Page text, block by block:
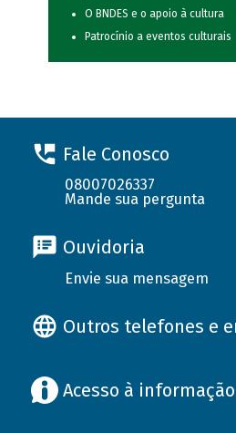
O BNDES e o apoio à cultura
Patrocínio a eventos culturais
Fale Conosco
08007026337
Mande sua pergunta
Ouvidoria
Envie sua mensagem
Outros telefones e
Acesso à informação